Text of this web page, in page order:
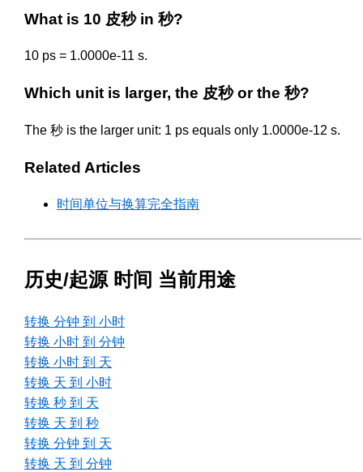
What is 10 皮秒 in 秒?
10 ps = 1.0000e-11 s.
Which unit is larger, the 皮秒 or the 秒?
The 秒 is the larger unit: 1 ps equals only 1.0000e-12 s.
Related Articles
时间单位与换算完全指南
历史/起源 时间 当前用途
转换 分钟 到 小时
转换 小时 到 分钟
转换 小时 到 天
转换 天 到 小时
转换 秒 到 天
转换 天 到 秒
转换 分钟 到 天
转换 天 到 分钟